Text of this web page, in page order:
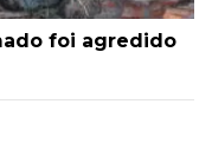
foi agredido